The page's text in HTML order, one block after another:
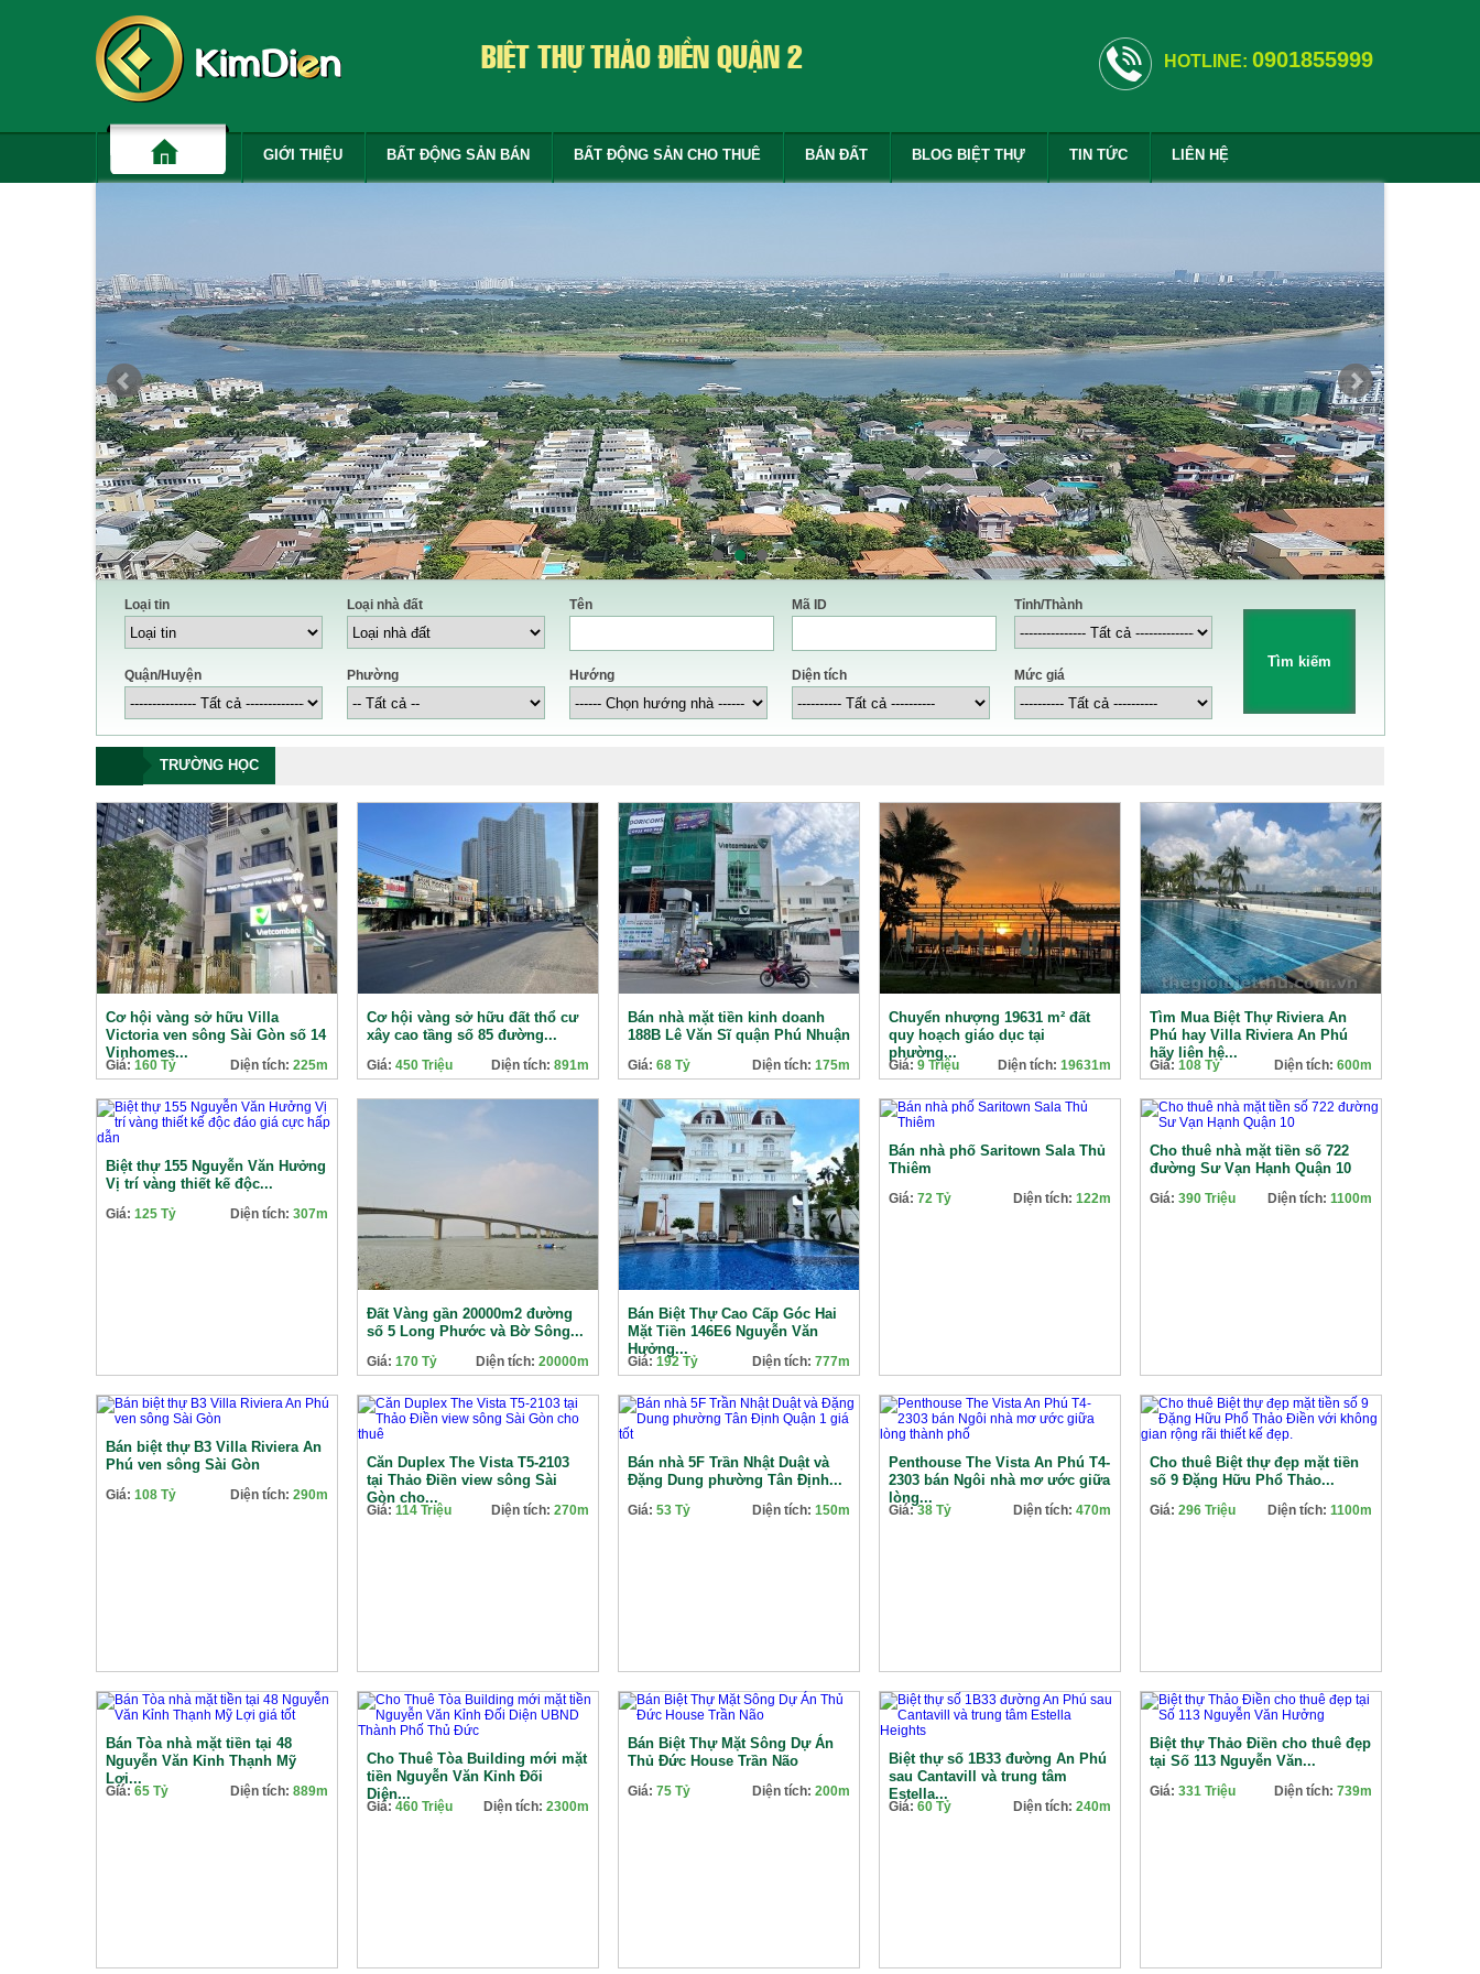
BIỆT THỰ THẢO ĐIỀN QUẬN 2 HOTLINE: 0901855999
GIỚI THIỆU BẤT ĐỘNG SẢN BÁN BẤT ĐỘNG SẢN CHO THUÊ BÁN ĐẤT BLOG BIỆT THỰ TIN TỨC LIÊN HỆ
Loại tin Loại nhà đất Tên Mã ID Tỉnh/Thành
Quận/Huyện Phường Hướng Diện tích Mức giá
TRƯỜNG HỌC
Cơ hội vàng sở hữu Villa
Victoria ven sông Sài Gòn số 14
Vinhomes...
Giá: 160 Tỷ Diện tích: 225m
Cơ hội vàng sở hữu đất thổ cư
xây cao tầng số 85 đường...
Giá: 450 Triệu Diện tích: 891m
Bán nhà mặt tiền kinh doanh
188B Lê Văn Sĩ quận Phú Nhuận
Giá: 68 Tỷ Diện tích: 175m
Chuyển nhượng 19631 m² đất
quy hoạch giáo dục tại
phường...
Giá: 9 Triệu Diện tích: 19631m
Tìm Mua Biệt Thự Riviera An
Phú hay Villa Riviera An Phú
hãy liên hệ...
Giá: 108 Tỷ Diện tích: 600m
Biệt thự 155 Nguyễn Văn Hưởng
Vị trí vàng thiết kế độc...
Giá: 125 Tỷ Diện tích: 307m
Đất Vàng gần 20000m2 đường
số 5 Long Phước và Bờ Sông...
Giá: 170 Tỷ Diện tích: 20000m
Bán Biệt Thự Cao Cấp Góc Hai
Mặt Tiền 146E6 Nguyễn Văn
Hưởng...
Giá: 192 Tỷ Diện tích: 777m
Bán nhà phố Saritown Sala Thủ
Thiêm
Giá: 72 Tỷ Diện tích: 122m
Cho thuê nhà mặt tiền số 722
đường Sư Vạn Hạnh Quận 10
Giá: 390 Triệu Diện tích: 1100m
Bán biệt thự B3 Villa Riviera An
Phú ven sông Sài Gòn
Giá: 108 Tỷ Diện tích: 290m
Căn Duplex The Vista T5-2103
tại Thảo Điền view sông Sài
Gòn cho...
Giá: 114 Triệu Diện tích: 270m
Bán nhà 5F Trần Nhật Duật và
Đặng Dung phường Tân Định...
Giá: 53 Tỷ Diện tích: 150m
Penthouse The Vista An Phú T4-
2303 bán Ngôi nhà mơ ước giữa
lòng...
Giá:38 Tỷ Diện tích: 470m
Cho thuê Biệt thự đẹp mặt tiền
số 9 Đặng Hữu Phổ Thảo...
Giá: 296 Triệu Diện tích: 1100m
Bán Tòa nhà mặt tiền tại 48
Nguyễn Văn Kỉnh Thạnh Mỹ
Lợi...
Giá: 65 Tỷ Diện tích: 889m
Cho Thuê Tòa Building mới mặt
tiền Nguyễn Văn Kỉnh Đối
Diện...
Giá: 460 Triệu Diện tích: 2300m
Bán Biệt Thự Mặt Sông Dự Án
Thủ Đức House Trần Não
Giá: 75 Tỷ Diện tích: 200m
Biệt thự số 1B33 đường An Phú
sau Cantavill và trung tâm
Estella...
Giá: 60 Tỷ Diện tích: 240m
Biệt thự Thảo Điền cho thuê đẹp
tại Số 113 Nguyễn Văn...
Giá: 331 Triệu Diện tích: 739m